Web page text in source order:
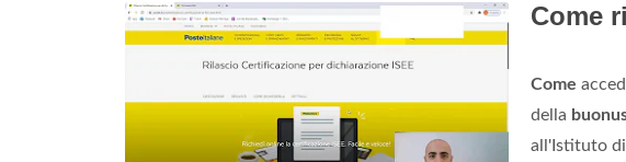
Come
Come
della
all'Istituto